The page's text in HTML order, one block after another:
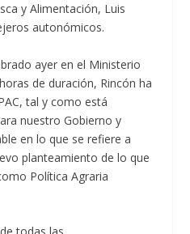
y Alimentación, Luis
autonómicos.
ayer en el Ministerio
de duración, Rincón ha
tal y como está
nuestro Gobierno y
en lo que se refiere a
planteamiento de lo que
Política Agraria